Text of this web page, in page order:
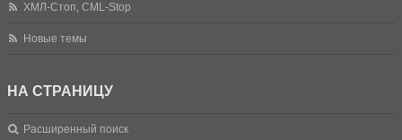
ХМЛ-Стоп, CML-Stop
Новые темы
НА СТРАНИЦУ
Расширенный поиск